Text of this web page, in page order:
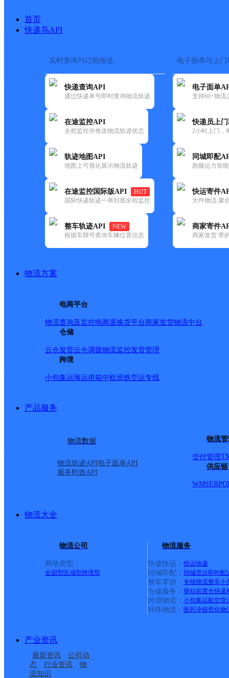
首页
快递鸟API
实时查询与订阅推送
快递查询API
通过快递单号即时查询物流轨迹
在途监控API
全程监控并推送物流轨迹状态
轨迹地图API
地图上可视化展示物流轨迹
在途监控国际版API
HOT
国际快递轨迹一单到底全程监控
整车轨迹API
NEW
根据车牌号查询车辆位置信息
电子面单与上门
电子面单
支持60+物流
快递员上
2小时上门，
同城即配
跑腿运力智
快运寄件
大件物流 聚
商家寄件
商家发货 寄
物流方案
电商平台
物流查询及监控电商退换货平台商家发货物流中台
仓储
云仓发货云仓调拨物流监控发货管理
跨境
小包集运海运拼箱中欧班铁空运专线
产品服务
物流数据
物流轨迹API电子面单API
服务时效API
物流
交付管理
供应链
WMSERP
物流大全
物流公司
网络类型：
全国型 区域型跨境型
物流服务
快递快运： 快运快递
同城即配： 同城货运即时配
整车零担： 专线物流整车小
仓储服务： 驿站前置仓快递
跨境物流： 小包集运航空货
特殊物流： 医药冷链危化物
产业资讯
最新资讯
公司动
态
行业资讯
物
流知识
快递大全> 快递网
快运大全 快递时效
网点筛选
区：香格里拉市 ✕ 清空
维西傈僳族自治县(2) 香格里拉市(2)
极兔速递,香格里拉市,迪
香格里拉市网点
极兔速递 更多号码
地址
里拉市建塘镇东城一号
香格里拉市网点
极兔速递 更多号码地址
里拉市建塘镇东城一号
派送范围:
首页